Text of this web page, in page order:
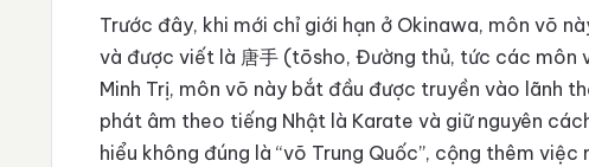
Trước đây, khi mới chỉ giới hạn ở Okinawa, môn võ
và được viết là 唐手 (tōsho, Đường thủ, tức các môn
Minh Trị, môn võ này bắt đầu được truyền vào lãnh
phát âm theo tiếng Nhật là Karate và giữ nguyên
hiểu không đúng là “võ Trung Quốc”, cộng thêm